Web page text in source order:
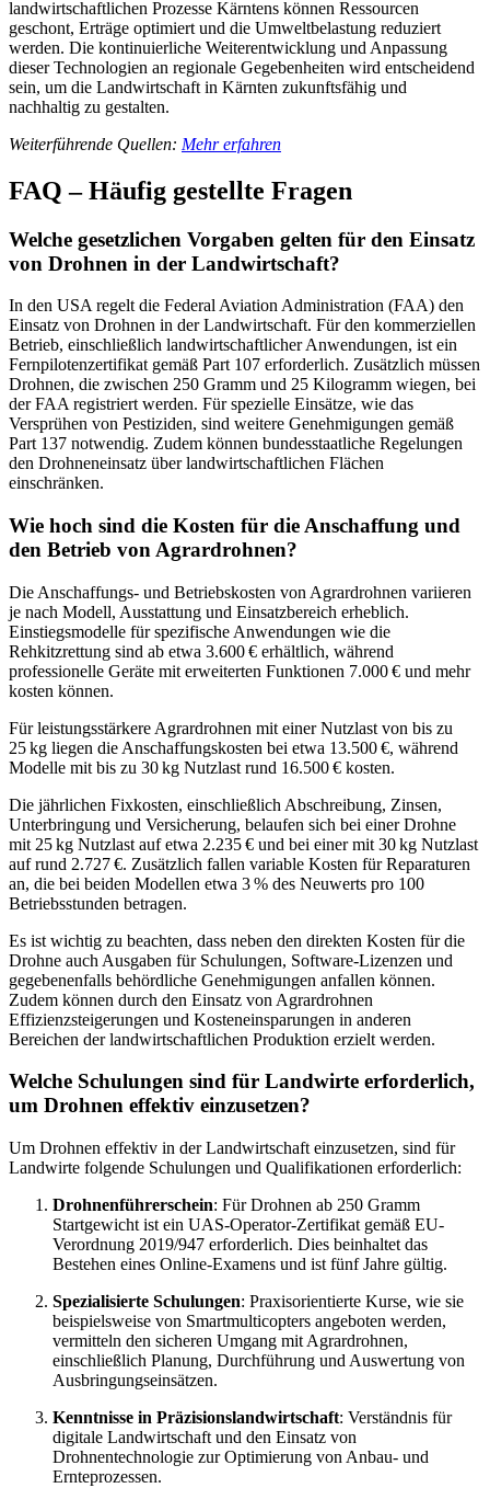
landwirtschaftlichen Prozesse Kärntens können Ressourcen
geschont, Erträge optimiert und die Umweltbelastung reduziert
werden. Die kontinuierliche Weiterentwicklung und Anpassung
dieser Technologien an regionale Gegebenheiten wird entscheidend
sein, um die Landwirtschaft in Kärnten zukunftsfähig und
nachhaltig zu gestalten.
Weiterführende Quellen: Mehr erfahren
FAQ – Häufig gestellte Fragen
Welche gesetzlichen Vorgaben gelten für den Einsatz
von Drohnen in der Landwirtschaft?
In den USA regelt die Federal Aviation Administration (FAA) den
Einsatz von Drohnen in der Landwirtschaft. Für den kommerziellen
Betrieb, einschließlich landwirtschaftlicher Anwendungen, ist ein
Fernpilotenzertifikat gemäß Part 107 erforderlich. Zusätzlich müssen
Drohnen, die zwischen 250 Gramm und 25 Kilogramm wiegen, bei
der FAA registriert werden. Für spezielle Einsätze, wie das
Versprühen von Pestiziden, sind weitere Genehmigungen gemäß
Part 137 notwendig. Zudem können bundesstaatliche Regelungen
den Drohneneinsatz über landwirtschaftlichen Flächen
einschränken.
Wie hoch sind die Kosten für die Anschaffung und
den Betrieb von Agrardrohnen?
Die Anschaffungs- und Betriebskosten von Agrardrohnen variieren
je nach Modell, Ausstattung und Einsatzbereich erheblich.
Einstiegsmodelle für spezifische Anwendungen wie die
Rehkitzrettung sind ab etwa 3.600 € erhältlich, während
professionelle Geräte mit erweiterten Funktionen 7.000 € und mehr
kosten können.
Für leistungsstärkere Agrardrohnen mit einer Nutzlast von bis zu
25 kg liegen die Anschaffungskosten bei etwa 13.500 €, während
Modelle mit bis zu 30 kg Nutzlast rund 16.500 € kosten.
Die jährlichen Fixkosten, einschließlich Abschreibung, Zinsen,
Unterbringung und Versicherung, belaufen sich bei einer Drohne
mit 25 kg Nutzlast auf etwa 2.235 € und bei einer mit 30 kg Nutzlast
auf rund 2.727 €. Zusätzlich fallen variable Kosten für Reparaturen
an, die bei beiden Modellen etwa 3 % des Neuwerts pro 100
Betriebsstunden betragen.
Es ist wichtig zu beachten, dass neben den direkten Kosten für die
Drohne auch Ausgaben für Schulungen, Software-Lizenzen und
gegebenenfalls behördliche Genehmigungen anfallen können.
Zudem können durch den Einsatz von Agrardrohnen
Effizienzsteigerungen und Kosteneinsparungen in anderen
Bereichen der landwirtschaftlichen Produktion erzielt werden.
Welche Schulungen sind für Landwirte erforderlich,
um Drohnen effektiv einzusetzen?
Um Drohnen effektiv in der Landwirtschaft einzusetzen, sind für
Landwirte folgende Schulungen und Qualifikationen erforderlich:
Drohnenführerschein: Für Drohnen ab 250 Gramm
Startgewicht ist ein UAS-Operator-Zertifikat gemäß EU-
Verordnung 2019/947 erforderlich. Dies beinhaltet das
Bestehen eines Online-Examens und ist fünf Jahre gültig.
Spezialisierte Schulungen: Praxisorientierte Kurse, wie sie
beispielsweise von Smartmulticopters angeboten werden,
vermitteln den sicheren Umgang mit Agrardrohnen,
einschließlich Planung, Durchführung und Auswertung von
Ausbringungseinsätzen.
Kenntnisse in Präzisionslandwirtschaft: Verständnis für
digitale Landwirtschaft und den Einsatz von
Drohnentechnologie zur Optimierung von Anbau- und
Ernteprozessen.